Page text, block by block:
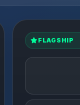
FLAGSHIP